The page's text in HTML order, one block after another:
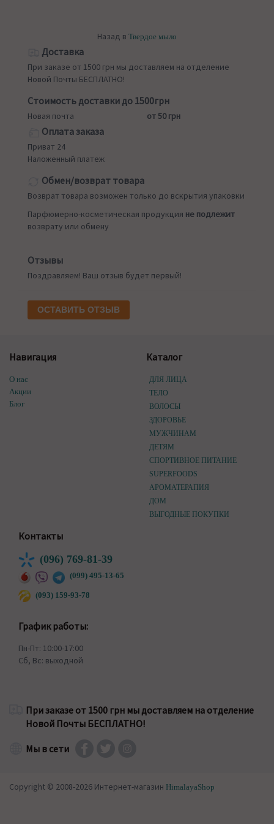
Назад в Твердое мыло
Доставка
При заказе от 1500 грн мы доставляем на отделение
Новой Почты БЕСПЛАТНО!
Стоимость доставки до 1500грн
Новая почта от 50 грн
Оплата заказа
Приват 24
Наложенный платеж
Обмен/возврат товара
Возврат товара возможен только до вскрытия упаковки
Парфюмерно-косметическая продукция не подлежит
возврату или обмену
Отзывы
Поздравляем! Ваш отзыв будет первый!
ОСТАВИТЬ ОТЗЫВ
Навигация
О нас
Акции
Блог
Каталог
ДЛЯ ЛИЦА
ТЕЛО
ВОЛОСЫ
ЗДОРОВЬЕ
МУЖЧИНАМ
ДЕТЯМ
СПОРТИВНОЕ ПИТАНИЕ
SUPERFOODS
АРОМАТЕРАПИЯ
ДОМ
ВЫГОДНЫЕ ПОКУПКИ
Контакты
(096) 769-81-39
(099) 495-13-65
(093) 159-93-78
График работы:
Пн-Пт: 10:00-17:00
Сб, Вс: выходной
При заказе от 1500 грн мы доставляем на отделение
Новой Почты БЕСПЛАТНО!
Мы в сети
Copyright © 2008-2026 Интернет-магазин HimalayaShop